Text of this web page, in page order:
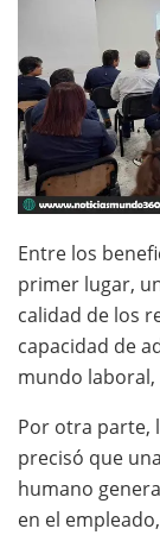
Entre los
primer lugar,
calidad de los
capacidad de
mundo
Por otra parte,
precisó que
humano
en el